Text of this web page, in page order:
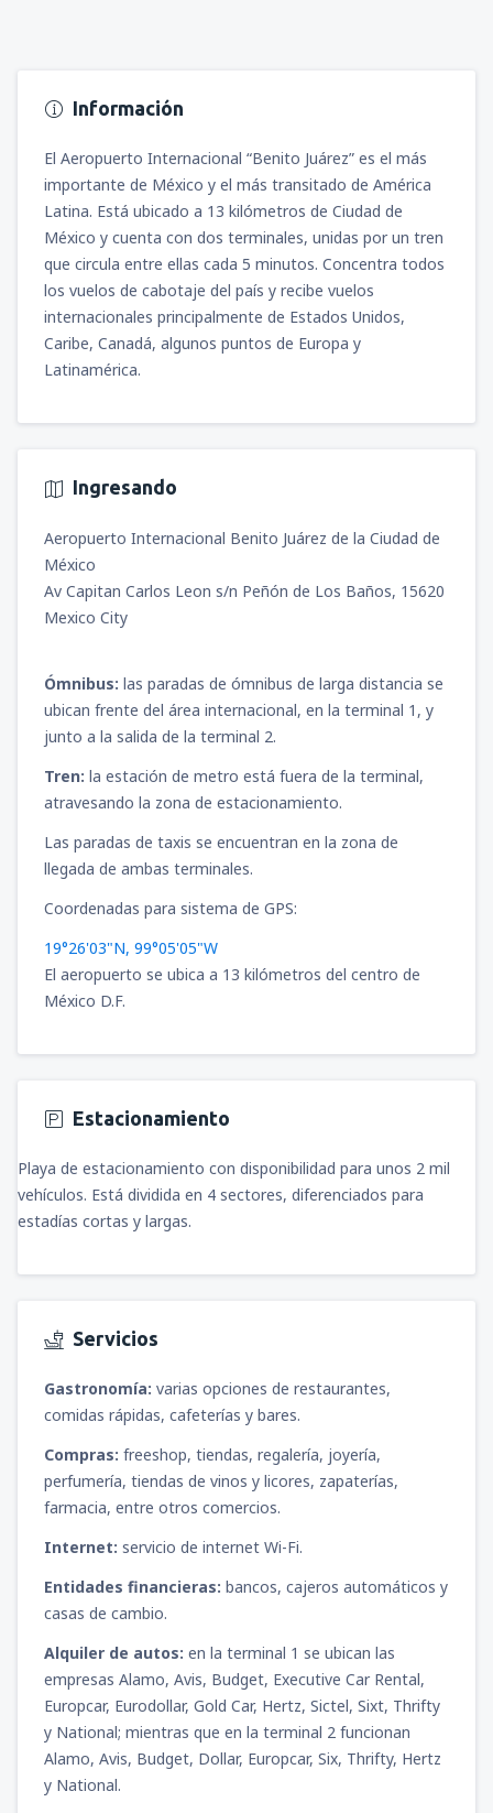
desdeSan Juan, Luis Munoz Marín
Información
El Aeropuerto Internacional “Benito Juárez” es el más
importante de México y el más transitado de América
Latina. Está ubicado a 13 kilómetros de Ciudad de
México y cuenta con dos terminales, unidas por un tren
que circula entre ellas cada 5 minutos. Concentra todos
los vuelos de cabotaje del país y recibe vuelos
internacionales principalmente de Estados Unidos,
Caribe, Canadá, algunos puntos de Europa y
Latinamérica.
Ingresando
Aeropuerto Internacional Benito Juárez de la Ciudad de
México
Av Capitan Carlos Leon s/n Peñón de Los Baños, 15620
Mexico City
Ómnibus: las paradas de ómnibus de larga distancia se
ubican frente del área internacional, en la terminal 1, y
junto a la salida de la terminal 2.
Tren: la estación de metro está fuera de la terminal,
atravesando la zona de estacionamiento.
Las paradas de taxis se encuentran en la zona de
llegada de ambas terminales.
Coordenadas para sistema de GPS:
19°26'03"N, 99°05'05"W
El aeropuerto se ubica a 13 kilómetros del centro de
México D.F.
Estacionamiento
Playa de estacionamiento con disponibilidad para unos 2 mil
vehículos. Está dividida en 4 sectores, diferenciados para
estadías cortas y largas.
Servicios
Gastronomía: varias opciones de restaurantes,
comidas rápidas, cafeterías y bares.
Compras: freeshop, tiendas, regalería, joyería,
perfumería, tiendas de vinos y licores, zapaterías,
farmacia, entre otros comercios.
Internet: servicio de internet Wi-Fi.
Entidades financieras: bancos, cajeros automáticos y
casas de cambio.
Alquiler de autos: en la terminal 1 se ubican las
empresas Alamo, Avis, Budget, Executive Car Rental,
Europcar, Eurodollar, Gold Car, Hertz, Sictel, Sixt, Thrifty
y National; mientras que en la terminal 2 funcionan
Alamo, Avis, Budget, Dollar, Europcar, Six, Thrifty, Hertz
y National.